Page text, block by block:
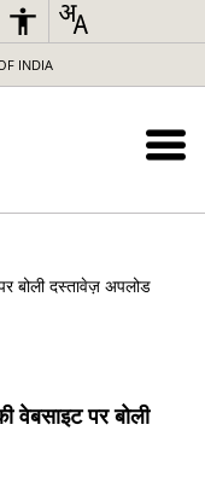
INDIA
बोली दस्तावेज़ अपलोड
वेबसाइट पर बोली